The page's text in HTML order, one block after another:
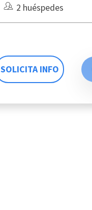
2 huéspedes
SOLICITA INFO